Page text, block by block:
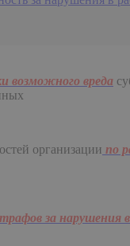
возможного вреда
организации по
за нарушения